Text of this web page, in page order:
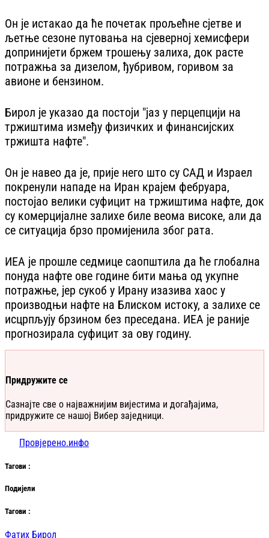
Он је истакао да ће почетак прољећне сјетве и
љетње сезоне путовања на сјеверној хемисфери
допринијети бржем трошењу залиха, док расте
потражња за дизелом, ђубривом, горивом за
авионе и бензином.
Бирол је указао да постоји "јаз у перцепцији на
тржиштима између физичких и финансијских
тржишта нафте".
Он је навео да је, прије него што су САД и Израел
покренули нападе на Иран крајем фебруара,
постојао велики суфицит на тржиштима нафте, док
су комерцијалне залихе биле веома високе, али да
се ситуација брзо промијенила због рата.
ИЕА је прошле седмице саопштила да ће глобална
понуда нафте ове године бити мања од укупне
потражње, јер сукоб у Ирану изазива хаос у
производњи нафте на Блиском истоку, а залихе се
исцрпљују брзином без преседана. ИЕА је раније
прогнозирала суфицит за ову годину.
Придружите се
Сазнајте све о најважнијим вијестима и догађајима,
придружите се нашој Вибер заједници.
Провјерено.инфо
Тагови :
Подијели
Тагови :
Фатих Бирол